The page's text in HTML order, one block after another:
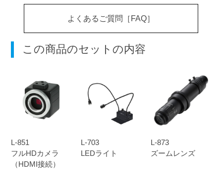
よくあるご質問［FAQ］
この商品のセットの内容
L-851
フルHDカメラ
（HDMI接続）
L-703
LEDライト
L-873
ズームレンズ